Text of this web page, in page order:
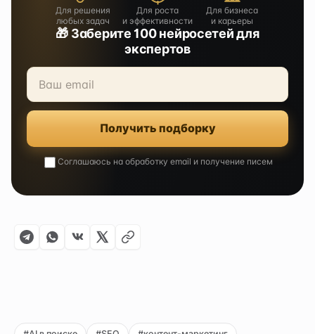
Для решения
любых задач
Для роста
и эффективности
Для бизнеса
и карьеры
🎁 Заберите 100 нейросетей для
экспертов
Получить подборку
Соглашаюсь на обработку email и получение писем